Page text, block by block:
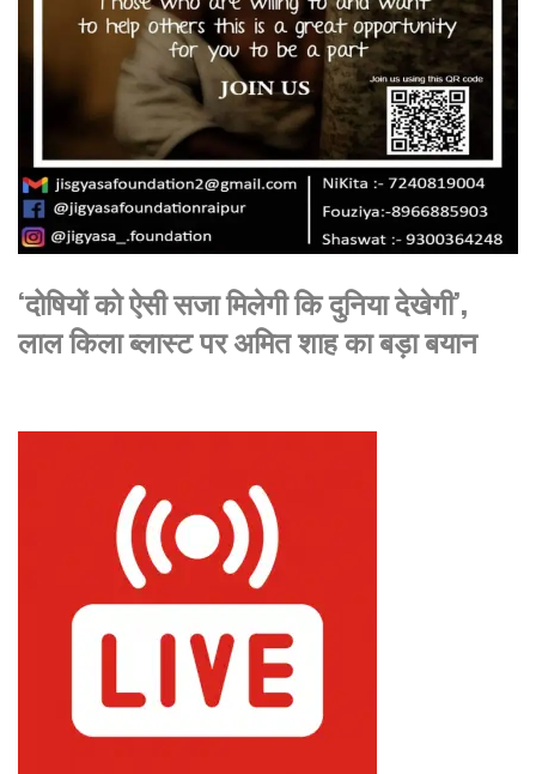
‘दोषियों को ऐसी सजा मिलेगी कि दुनिया देखेगी’,
लाल किला ब्लास्ट पर अमित शाह का बड़ा बयान